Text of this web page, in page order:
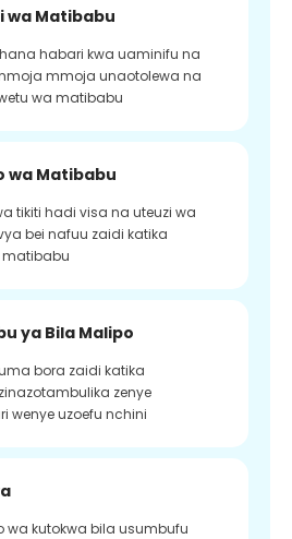
wa Matibabu
habari kwa uaminifu na
mmoja unaotolewa na
wa matibabu
wa Matibabu
tikiti hadi visa na uteuzi wa
bei nafuu zaidi katika
ya Bila Malipo
bora zaidi katika
zenye
wenye uzoefu nchini
wa kutokwa bila usumbufu